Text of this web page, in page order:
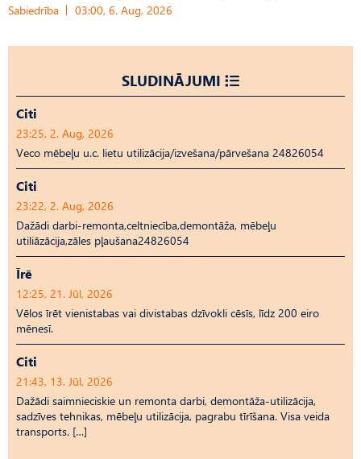
Sabiedrība 03:00, 6. Aug, 2026
SLUDINĀJUMI
Citi
23:25, 2. Aug, 2026
Veco mēbeļu u.c. lietu utilizācija/izvešana/pārvešana 24826054
Citi
23:22, 2. Aug, 2026
Dažādi darbi-remonta,celtniecība,demontāža, mēbeļu
utiliāzācija,zāles pļaušana24826054
Īrē
12:25, 21. Jūl, 2026
Vēlos īrēt vienistabas vai divistabas dzīvokli cēsīs, līdz 200 eiro
mēnesī.
Citi
21:43, 13. Jūl, 2026
Dažādi saimnieciskie un remonta darbi, demontāža-utilizācija,
sadzīves tehnikas, mēbeļu utilizācija, pagrabu tīrīšana. Visa veida
transports. […]